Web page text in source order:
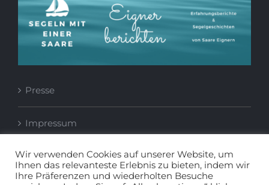
Presse
Impressum
Datenschutzerklärung
Wir verwenden Cookies auf unserer Website, um
Ihnen das relevanteste Erlebnis zu bieten, indem wir
Ihre Präferenzen und wiederholten Besuche